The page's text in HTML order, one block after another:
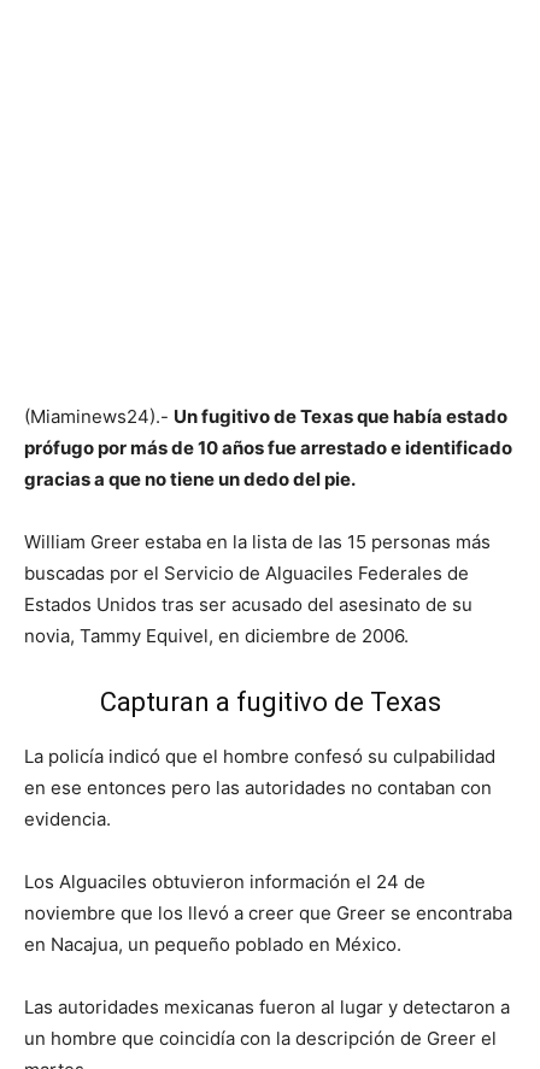
(Miaminews24).- Un fugitivo de Texas que había estado
prófugo por más de 10 años fue arrestado e identificado
gracias a que no tiene un dedo del pie.
William Greer estaba en la lista de las 15 personas más
buscadas por el Servicio de Alguaciles Federales de
Estados Unidos tras ser acusado del asesinato de su
novia, Tammy Equivel, en diciembre de 2006.
Capturan a fugitivo de Texas
La policía indicó que el hombre confesó su culpabilidad
en ese entonces pero las autoridades no contaban con
evidencia.
Los Alguaciles obtuvieron información el 24 de
noviembre que los llevó a creer que Greer se encontraba
en Nacajua, un pequeño poblado en México.
Las autoridades mexicanas fueron al lugar y detectaron a
un hombre que coincidía con la descripción de Greer el